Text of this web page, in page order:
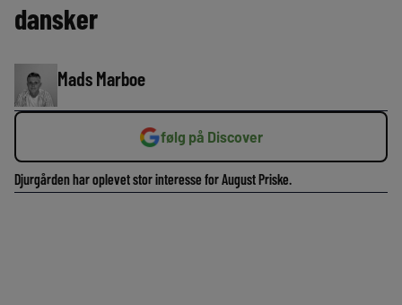
dansker
Mads Marboe
følg på Discover
Djurgården har oplevet stor interesse for August Priske.